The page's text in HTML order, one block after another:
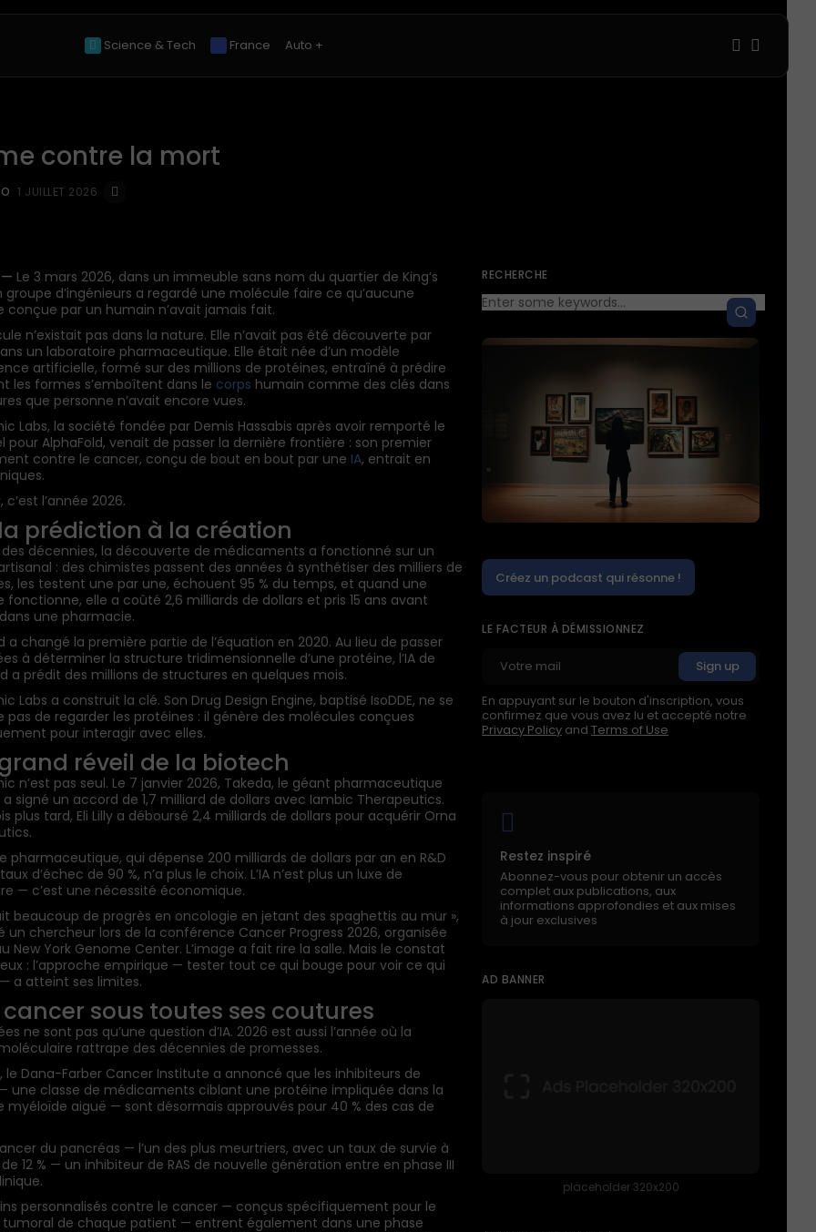
Science & Tech France Auto +
contre la mort
1 JUILLET 2026
RECHERCHE
Créez un podcast qui résonne !
LE FACTEUR À DÉMISSIONNEZ
En appuyant sur le bouton d'inscription, vous
confirmez que vous avez lu et accepté notre
Privacy Policy and Terms of Use
Restez inspiré
Abonnez-vous pour obtenir un accès
complet aux publications, aux
informations approfondies et aux mises
à jour exclusives
AD BANNER
placeholder 320x200
— Le 3 mars 2026, dans un immeuble sans nom du quartier de King’s
groupe d’ingénieurs a regardé une molécule faire ce qu’aucune
conçue par un humain n’avait jamais fait.
n’existait pas dans la nature. Elle n’avait pas été découverte par
un laboratoire pharmaceutique. Elle était née d’un modèle
artificielle, formé sur des millions de protéines, entraîné à prédire
les formes s’emboîtent dans le corps humain comme des clés dans
que personne n’avait encore vues.
Labs, la société fondée par Demis Hassabis après avoir remporté le
pour AlphaFold, venait de passer la dernière frontière : son premier
contre le cancer, conçu de bout en bout par une IA, entrait en
c’est l’année 2026.
la prédiction à la création
décennies, la découverte de médicaments a fonctionné sur un
: des chimistes passent des années à synthétiser des milliers de
les testent une par une, échouent 95 % du temps, et quand une
fonctionne, elle a coûté 2,6 milliards de dollars et pris 15 ans avant
une pharmacie.
a changé la première partie de l’équation en 2020. Au lieu de passer
à déterminer la structure tridimensionnelle d’une protéine, l’IA de
a prédit des millions de structures en quelques mois.
Labs a construit la clé. Son Drug Design Engine, baptisé IsoDDE, ne se
pas de regarder les protéines : il génère des molécules conçues
pour interagir avec elles.
grand réveil de la biotech
n’est pas seul. Le 7 janvier 2026, Takeda, le géant pharmaceutique
a signé un accord de 1,7 milliard de dollars avec Iambic Therapeutics.
plus tard, Eli Lilly a déboursé 2,4 milliards de dollars pour acquérir Orna
pharmaceutique, qui dépense 200 milliards de dollars par an en R&D
d’échec de 90 %, n’a plus le choix. L’IA n’est plus un luxe de
— c’est une nécessité économique.
beaucoup de progrès en oncologie en jetant des spaghettis au mur »,
un chercheur lors de la conférence Cancer Progress 2026, organisée
New York Genome Center. L’image a fait rire la salle. Mais le constat
: l’approche empirique — tester tout ce qui bouge pour voir ce qui
a atteint ses limites.
cancer sous toutes ses coutures
ne sont pas qu’une question d’IA. 2026 est aussi l’année où la
rattrape des décennies de promesses.
le Dana-Farber Cancer Institute a annoncé que les inhibiteurs de
une classe de médicaments ciblant une protéine impliquée dans la
myéloïde aiguë — sont désormais approuvés pour 40 % des cas de
du pancréas — l’un des plus meurtriers, avec un taux de survie à
12 % — un inhibiteur de RAS de nouvelle génération entre en phase III
personnalisés contre le cancer — conçus spécifiquement pour le
de chaque patient — entrent également dans une phase